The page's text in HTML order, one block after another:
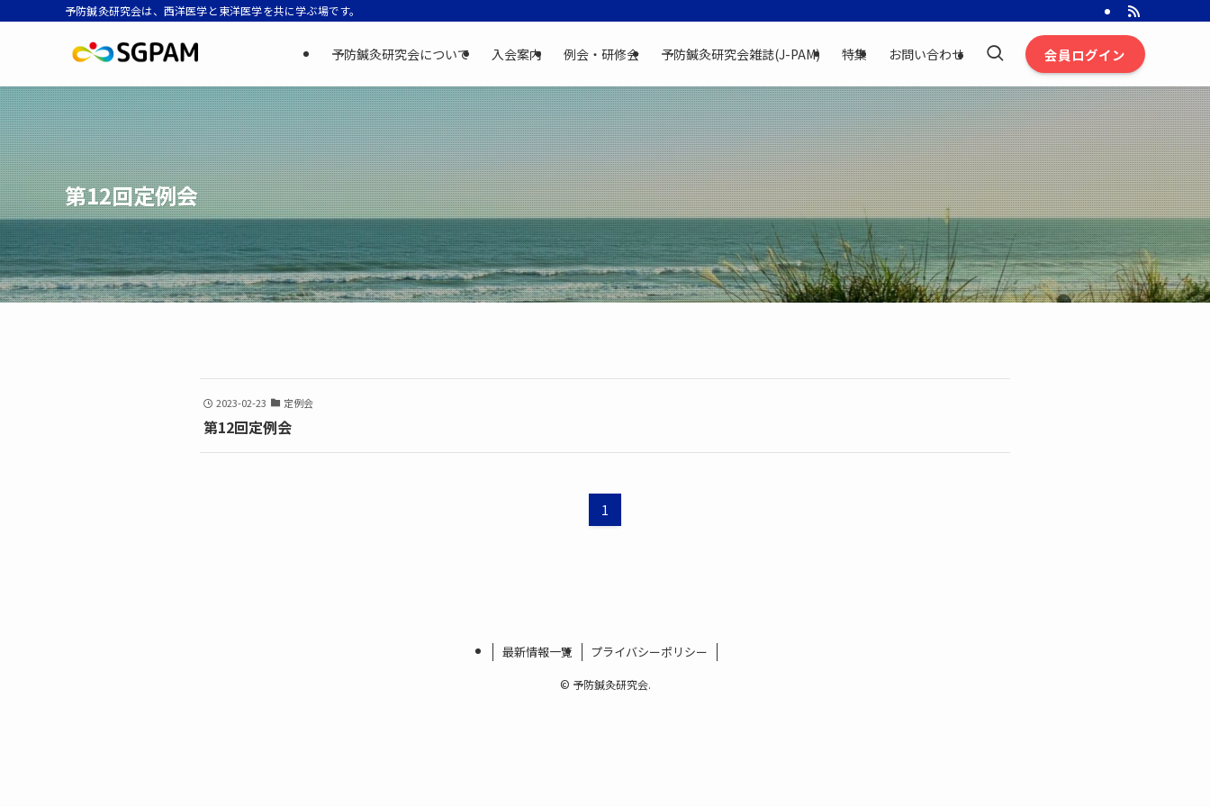
予防鍼灸研究会は、西洋医学と東洋医学を共に学ぶ場です。
予防鍼灸研究会について 入会案内 例会・研修会 予防鍼灸研究会雑誌(J-PAM) 特集 お問い合わせ 会員ログイン
第12回定例会
2023-02-23 定例会
第12回定例会
1
最新情報一覧 プライバシーポリシー
© 予防鍼灸研究会.